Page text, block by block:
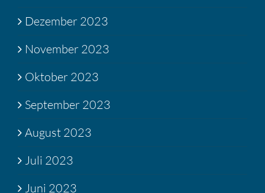
Dezember 2023
November 2023
Oktober 2023
September 2023
August 2023
Juli 2023
Juni 2023